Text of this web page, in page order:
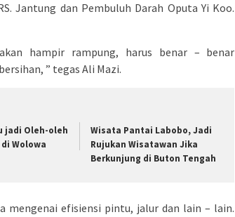
Jantung dan Pembuluh Darah Oputa Yi Koo.
hampir rampung, harus benar – benar
” tegas Ali Mazi.
jadi Oleh-oleh
Wolowa
Wisata Pantai Labobo, Jadi
Rujukan Wisatawan Jika
Berkunjung di Buton Tengah
mengenai efisiensi pintu, jalur dan lain – lain.